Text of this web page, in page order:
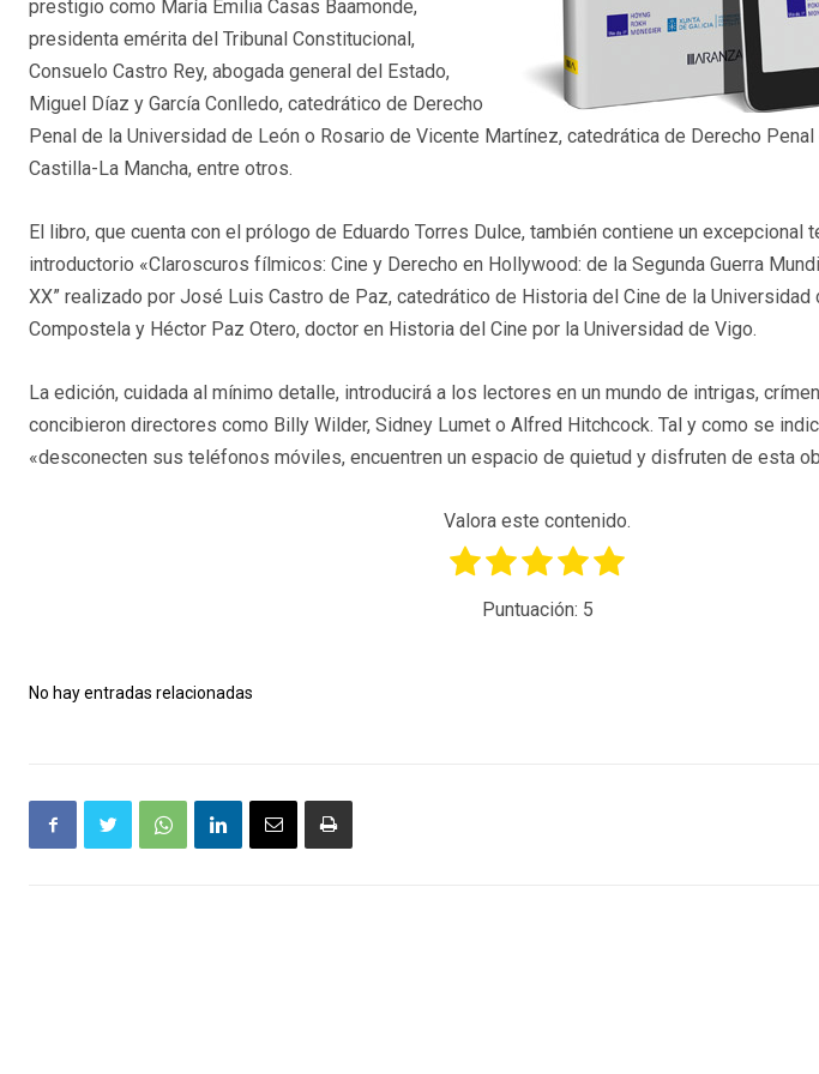
prestigio como María Emilia Casas Baamonde,
presidenta emérita del Tribunal Constitucional,
Consuelo Castro Rey, abogada general del Estado,
Miguel Díaz y García Conlledo, catedrático de Derecho
Penal de la Universidad de León o Rosario de Vicente Martínez, catedrática de Derecho
Castilla-La Mancha, entre otros.
El libro, que cuenta con el prólogo de Eduardo Torres Dulce, también contiene un excepcional
introductorio «Claroscuros fílmicos: Cine y Derecho en Hollywood: de la Segunda Guerra
XX” realizado por José Luis Castro de Paz, catedrático de Historia del Cine de la Universidad
Compostela y Héctor Paz Otero, doctor en Historia del Cine por la Universidad de Vigo.
La edición, cuidada al mínimo detalle, introducirá a los lectores en un mundo de intrigas,
concibieron directores como Billy Wilder, Sidney Lumet o Alfred Hitchcock. Tal y como se
«desconecten sus teléfonos móviles, encuentren un espacio de quietud y disfruten de esta
Valora este contenido.
Puntuación: 5
No hay entradas relacionadas